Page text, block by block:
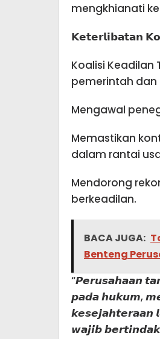
mengkhianati
𝗞𝗲𝘁𝗲𝗿𝗹𝗶𝗯𝗮𝘁𝗮𝗻
Koalisi
pemerintah
Mengawal
Memastikan
dalam rantai
Mendorong
berkeadilan.
BACA JUGA:
Benteng
“𝙋𝙚𝙧𝙪𝙨𝙖𝙝𝙖𝙖𝙣
𝙥𝙖𝙙𝙖 𝙝𝙪𝙠𝙪𝙢,
𝙠𝙚𝙨𝙚𝙟𝙖𝙝𝙩𝙚𝙧𝙖𝙖𝙣
𝙬𝙖𝙟𝙞𝙗